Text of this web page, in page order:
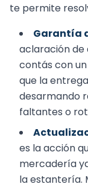
te permite
aclaración de
contás con
que la
desarmando
faltantes o
es la acción
mercadería
la estantería.